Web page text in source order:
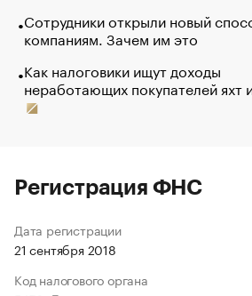
Сотрудники открыли новый
компаниям. Зачем им это
Как налоговики ищут доходы
неработающих покупателей яхт
Регистрация ФНС
Дата регистрации
21 сентября 2018
Код налогового органа